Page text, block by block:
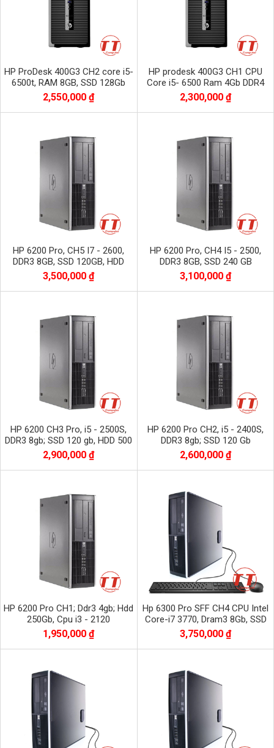
HP ProDesk 400G3 CH2 core i5-
6500t, RAM 8GB, SSD 128Gb
2,550,000 ₫
HP prodesk 400G3 CH1 CPU
Core i5- 6500 Ram 4Gb DDR4
SSD 128 Gb
2,300,000 ₫
HP 6200 Pro, CH5 I7 - 2600,
DDR3 8GB, SSD 120GB, HDD
500GB
3,500,000 ₫
HP 6200 Pro, CH4 I5 - 2500,
DDR3 8GB, SSD 240 GB
3,100,000 ₫
HP 6200 CH3 Pro, i5 - 2500S,
DDR3 8gb; SSD 120 gb, HDD 500
Gb
2,900,000 ₫
HP 6200 Pro CH2, i5 - 2400S,
DDR3 8gb; SSD 120 Gb
2,600,000 ₫
HP 6200 Pro CH1; Ddr3 4gb; Hdd
250Gb, Cpu i3 - 2120
1,950,000 ₫
Hp 6300 Pro SFF CH4 CPU Intel
Core-i7 3770, Dram3 8Gb, SSD
256G
3,750,000 ₫